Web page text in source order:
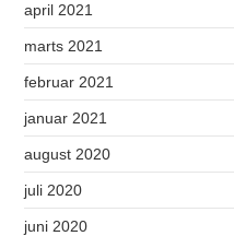
april 2021
marts 2021
februar 2021
januar 2021
august 2020
juli 2020
juni 2020